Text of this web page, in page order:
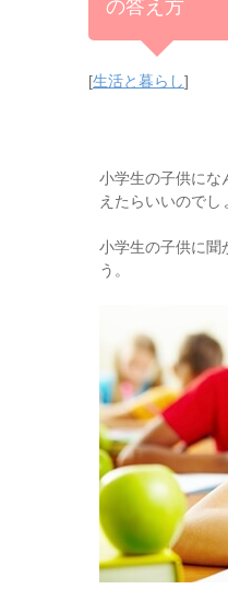
の答え方
[生活と暮らし]
小学生の子供にな
えたらいいのでし
小学生の子供に聞
う。